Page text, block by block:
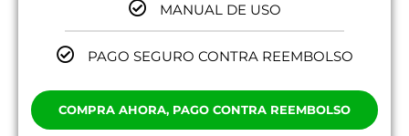
MANUAL DE USO
PAGO SEGURO CONTRA REEMBOLSO
COMPRA AHORA, PAGO CONTRA REEMBOLSO